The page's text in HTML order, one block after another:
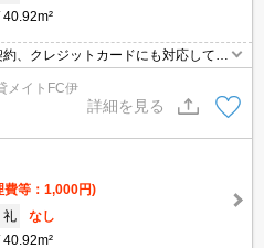
40.92m²
、クレジットカードにも対応してお
のでお気軽にお問い合わせ下さい！
メイトFC伊
詳細を見る
費等：1,000円)
礼
なし
40.92m²